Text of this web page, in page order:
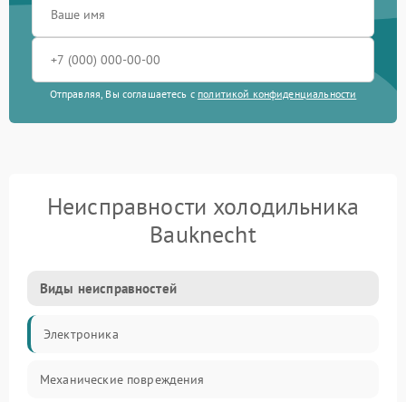
Отправляя, Вы соглашаетесь с политикой конфиденциальности
Неисправности холодильника
Bauknecht
Виды неисправностей
Электроника
Механические повреждения